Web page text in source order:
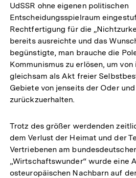
UdSSR ohne eigenen politischen
Entscheidungsspielraum
Rechtfertigung für die
bereits ausreichte und das
begünstigte, man brauche die
Kommunismus zu erlösen, um
gleichsam als Akt freier
Gebiete von jenseits der Oder
zurückzuerhalten.
Trotz des größer werdenden
dem Verlust der Heimat und der
Vertriebenen am
„Wirtschaftswunder“ wurde eine
osteuropäischen Nachbarn auf